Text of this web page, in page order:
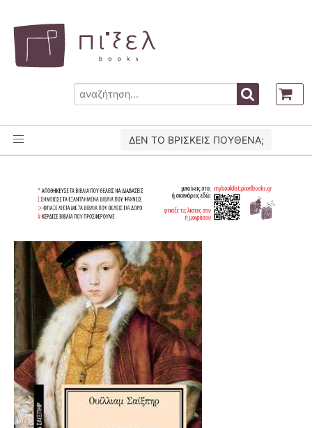
ΔΕΝ ΤΟ ΒΡΙΣΚΕΙΣ ΠΟΥΘΕΝΑ;